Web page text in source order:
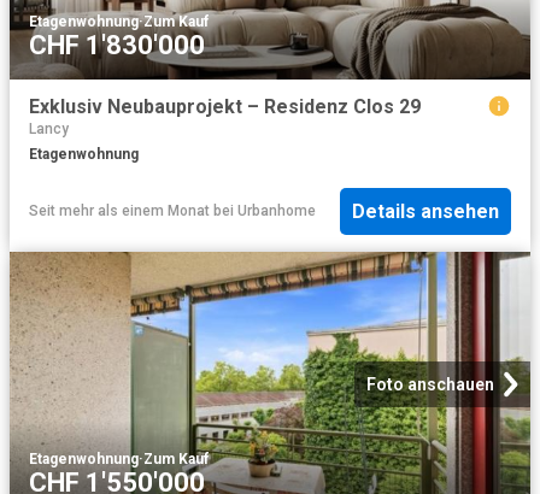
Etagenwohnung·Zum Kauf
CHF 1'830'000
Exklusiv Neubauprojekt – Residenz Clos 29
Lancy
Etagenwohnung
Seit mehr als einem Monat bei Urbanhome Details ansehen
Foto anschauen
Etagenwohnung·Zum Kauf
CHF 1'550'000